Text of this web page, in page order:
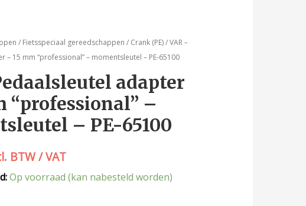
/ Fietsspeciaal gereedschappen / Crank (PE)/ VAR –
– 15 mm “professional” – momentsleutel – PE-65100
adapter
“professional” –
– PE-65100
BTW / VAT
Op voorraad (kan nabesteld worden)